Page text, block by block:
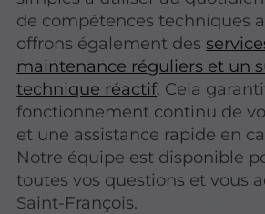
de compétences techniques
offrons également des
maintenance réguliers et un
technique réactif. Cela
fonctionnement continu de
et une assistance rapide en
Notre équipe est disponible
toutes vos questions et vous
Saint-François.